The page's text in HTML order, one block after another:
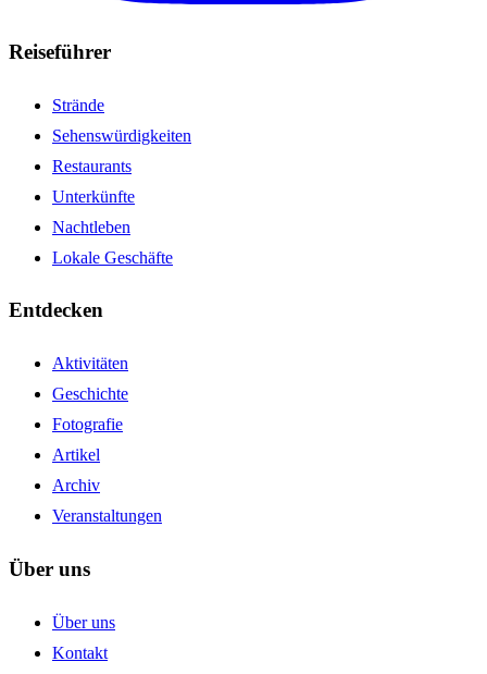
Reiseführer
Strände
Sehenswürdigkeiten
Restaurants
Unterkünfte
Nachtleben
Lokale Geschäfte
Entdecken
Aktivitäten
Geschichte
Fotografie
Artikel
Archiv
Veranstaltungen
Über uns
Über uns
Kontakt